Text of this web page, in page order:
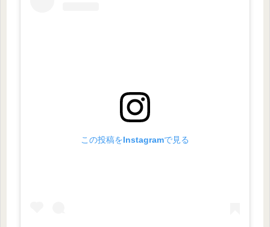
この投稿をInstagramで見る